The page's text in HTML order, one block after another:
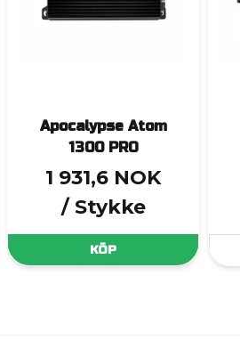
Apocalypse Atom
1300 PRO
1 931,6 NOK
/ Stykke
KÖP